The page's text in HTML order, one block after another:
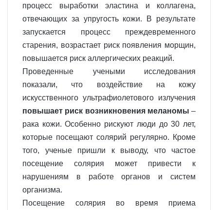
процесс выработки эластина и коллагена,
отвечающих за упругость кожи. В результате
запускается процесс преждевременного
старения, возрастает риск появления морщин,
повышается риск аллергических реакций.
Проведенные учеными исследования
показали, что воздействие на кожу
искусственного ультрафиолетового излучения
повышает риск возникновения меланомы –
рака кожи. Особенно рискуют люди до 30 лет,
которые посещают солярий регулярно. Кроме
того, ученые пришли к выводу, что частое
посещение солярия может привести к
нарушениям в работе органов и систем
организма.
Посещение солярия во время приема